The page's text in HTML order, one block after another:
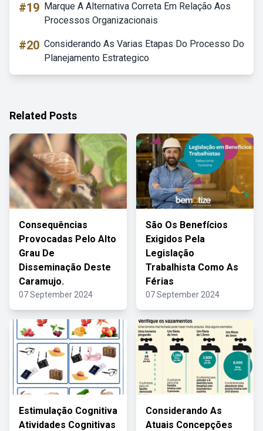
#19 Marque A Alternativa Correta Em Relação Aos
Processos Organizacionais
#20 Considerando As Varias Etapas Do Processo Do
Planejamento Estrategico
Related Posts
Consequências
Provocadas Pelo Alto
Grau De
Disseminação Deste
Caramujo.
07 September 2024
São Os Benefícios
Exigidos Pela
Legislação
Trabalhista Como As
Férias
07 September 2024
Estimulação Cognitiva
Atividades Cognitivas
Considerando As
Atuais Concepções